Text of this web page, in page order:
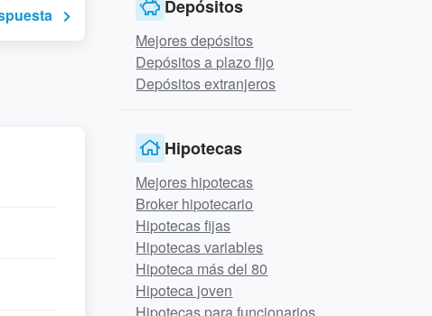
Depósitos
Mejores depósitos
Depósitos a plazo fijo
Depósitos extranjeros
Hipotecas
Mejores hipotecas
Broker hipotecario
Hipotecas fijas
Hipotecas variables
Hipoteca más del 80
Hipoteca joven